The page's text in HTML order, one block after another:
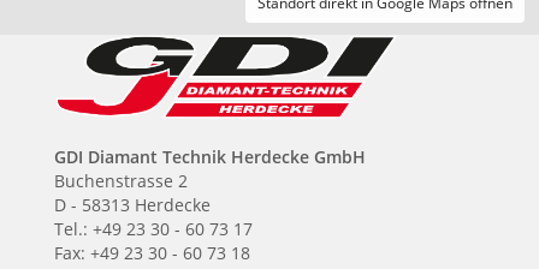
GDI Diamant Technik Herdecke GmbH
Buchenstrasse 2
D - 58313 Herdecke
Tel.: +49 23 30 - 60 73 17
Fax: +49 23 30 - 60 73 18